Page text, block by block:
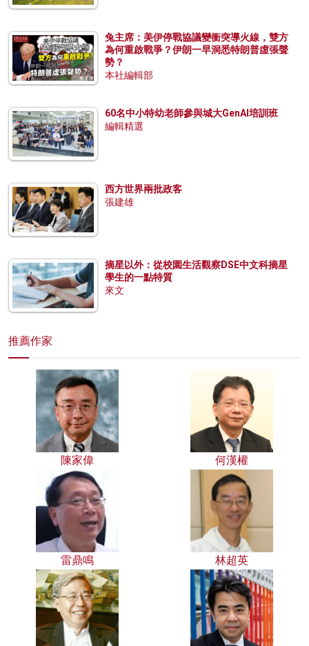
兔主席：美伊停戰協議變衝突導火線，雙方
為何重啟戰爭？伊朗一早洞悉特朗普虛張聲
勢？
本社編輯部
60名中小特幼老師參與城大GenAI培訓班
編輯精選
西方世界兩批政客
張建雄
摘星以外：從校園生活觀察DSE中文科摘星
學生的一點特質
來文
推薦作家
陳家偉 何漢權
雷鼎鳴 林超英